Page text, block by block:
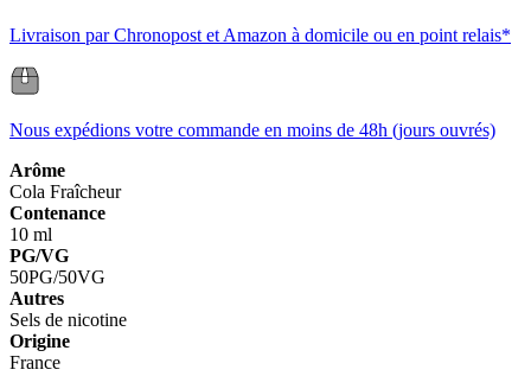
Livraison par Chronopost et Amazon à domicile ou en point relais*
Nous expédions votre commande en moins de 48h (jours ouvrés)
Arôme
Cola Fraîcheur
Contenance
10 ml
PG/VG
50PG/50VG
Autres
Sels de nicotine
Origine
France